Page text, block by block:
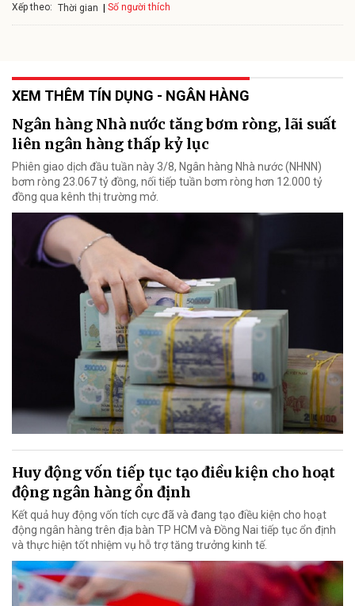
Xếp theo: Thời gian Số người thích
XEM THÊM TÍN DỤNG - NGÂN HÀNG
Ngân hàng Nhà nước tăng bơm ròng, lãi suất
liên ngân hàng thấp kỷ lục
Phiên giao dịch đầu tuần này 3/8, Ngân hàng Nhà nước (NHNN)
bơm ròng 23.067 tỷ đồng, nối tiếp tuần bơm ròng hơn 12.000 tỷ
đồng qua kênh thị trường mở.
Huy động vốn tiếp tục tạo điều kiện cho hoạt
động ngân hàng ổn định
Kết quả huy động vốn tích cực đã và đang tạo điều kiện cho hoạt
động ngân hàng trên địa bàn TP HCM và Đồng Nai tiếp tục ổn định
và thực hiện tốt nhiệm vụ hỗ trợ tăng trưởng kinh tế.